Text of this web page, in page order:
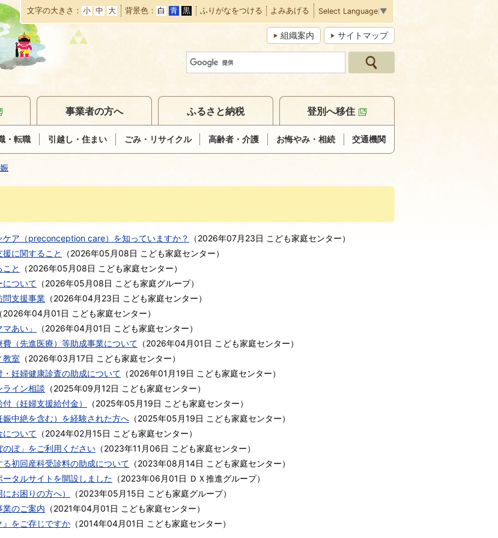
本
文
へ
移
動
文字の大きさ 小 中 大 背景色 白 青 黒 ふりがなをつける よみあげる Select Language ▼
組織案内 サイトマップ
・転職 引越し・住まい ごみ・リサイクル 高齢者・介護 お悔やみ・相続 交通機関
事業者の方へ ふるさと納税 登別へ移住
ケア（preconception care）を知っていますか？ （2026年07月23日 こども家庭センター）
に関すること
（2026年05月08日 こども家庭センター）
と
（2026年05月08日 こども家庭センター）
について （2026年05月08日 こども家庭グループ）
問支援事業 （2026年04月23日 こども家庭センター）
（2026年04月01日 こども家庭センター）
あい」
（2026年04月01日 こども家庭センター）
（先進医療）等助成事業について （2026年04月01日 こども家庭センター）
教室 （2026年03月17日 こども家庭センター）
妊婦健康診査の助成について （2026年01月19日 こども家庭センター）
ライン相談 （2025年09月12日 こども家庭センター）
（妊婦支援給付金）
（2025年05月19日 こども家庭センター）
中絶を含む）を経験された方へ （2025年05月19日 こども家庭センター）
について （2024年02月15日 こども家庭センター）
のぼ」をご利用ください （2023年11月06日 こども家庭センター）
初回産科受診料の助成について （2023年08月14日 こども家庭センター）
タルサイトを開設しました （2023年06月01日 ＤＸ推進グループ）
お困りの方へ）
（2023年05月15日 こども家庭グループ）
業のご案内 （2021年04月01日 こども家庭センター）
』をご存じですか （2014年04月01日 こども家庭センター）